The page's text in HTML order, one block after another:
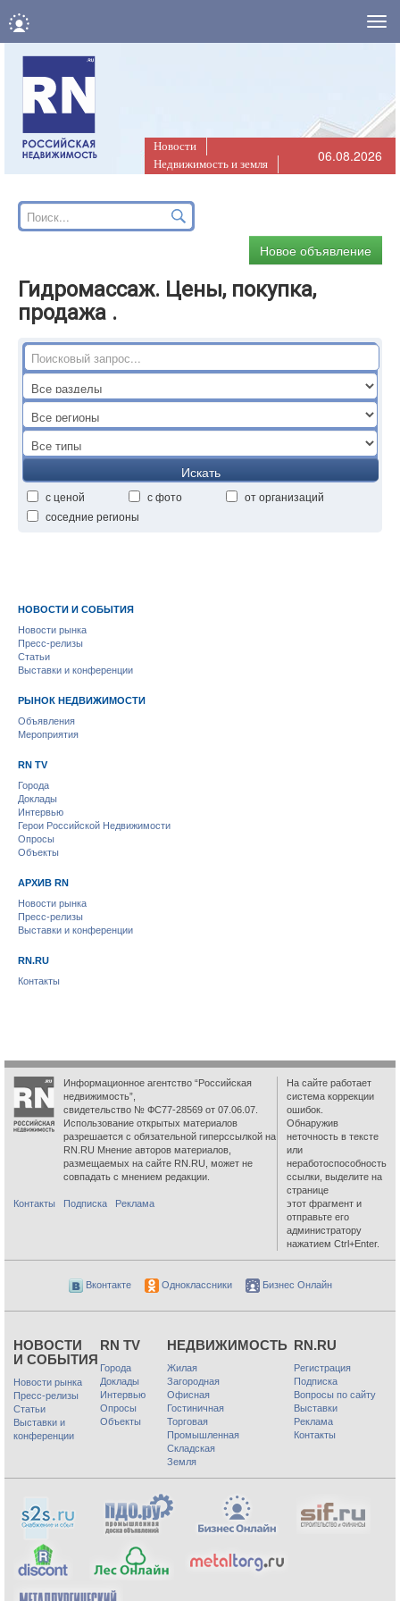
Новости
Недвижимость и земля
06.08.2026
Новое объявление
Гидромассаж. Цены, покупка,
продажа .
Искать
с ценой с фото
от организаций
соседние регионы
НОВОСТИ И СОБЫТИЯ
Новости рынка
Пресс-релизы
Статьи
Выставки и конференции
РЫНОК НЕДВИЖИМОСТИ
Объявления
Мероприятия
RN TV
Города
Доклады
Интервью
Герои Российской Недвижимости
Опросы
Объекты
АРХИВ RN
Новости рынка
Пресс-релизы
Выставки и конференции
RN.RU
Контакты
Информационное агентство “Российская
недвижимость”,
свидетельство № ФС77-28569 от 07.06.07.
Использование открытых материалов
разрешается с обязательной гиперссылкой на
RN.RU Мнение авторов материалов,
размещаемых на сайте RN.RU, может не
совпадать с мнением редакции.
Контакты Подписка Реклама
На сайте работает
система коррекции
ошибок.
Обнаружив
неточность в тексте
или
неработоспособность
ссылки, выделите на
странице
этот фрагмент и
отправьте его
администратору
нажатием Ctrl+Enter.
Вконтакте Одноклассники Бизнес Онлайн
НОВОСТИ
И СОБЫТИЯ
Новости рынка
Пресс-релизы
Статьи
Выставки и
конференции
RN TV
Города
Доклады
Интервью
Опросы
Объекты
НЕДВИЖИМОСТЬ
Жилая
Загородная
Офисная
Гостиничная
Торговая
Промышленная
Складская
Земля
RN.RU
Регистрация
Подписка
Вопросы по сайту
Выставки
Реклама
Контакты